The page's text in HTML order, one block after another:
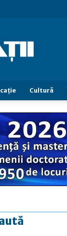
Cultură